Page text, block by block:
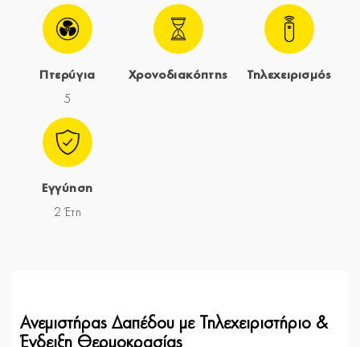
Πτερύγια
5
Χρονοδιακόπτης Τηλεχειρισμός
Εγγύηση
2 Έτη
Ανεμιστήρας Δαπέδου με Τηλεχειριστήριο &
Ένδειξη Θερμοκρασίας